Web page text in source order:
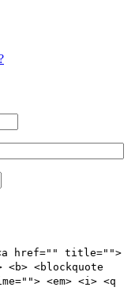
href="" title="">
<blockquote
<em> <i> <q